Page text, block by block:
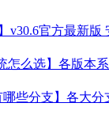
v30.6官方最新
怎么选】各版本
哪些分支】各大